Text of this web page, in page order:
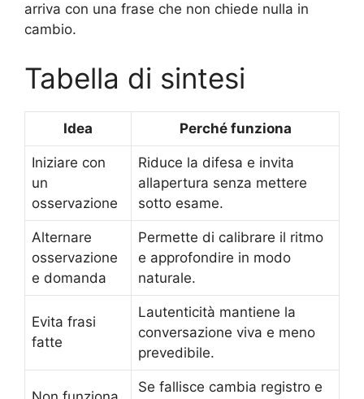
arriva con una frase che non chiede nulla in
cambio.
Tabella di sintesi
Idea Perché funziona
Iniziare con
un
osservazione
Riduce la difesa e invita
allapertura senza mettere
sotto esame.
Alternare
osservazione
e domanda
Permette di calibrare il ritmo
e approfondire in modo
naturale.
Evita frasi
fatte
Lautenticità mantiene la
conversazione viva e meno
prevedibile.
Se fallisce cambia registro e